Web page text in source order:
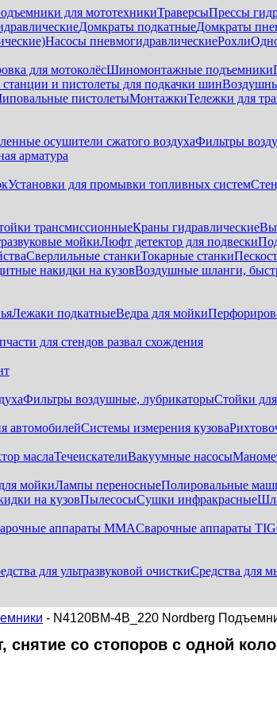
для мототехникиТраверсыПрессы
Домкраты подкатныеДомкраты
Насосы пневмогидравлическиеРохли
для мотоколёсШиномонтажные подъемники
станции и пистолеты для подкачки шин
пистолетыМонтажкиТележки для
осушители сжатого воздухаФильтры
арматура
Установки для промывки топливных систем
трансмиссионныеКраны гидравлические
мойкиЛюфт детектор для подвески
Сверлильные станкиТокарные станки
накидки на кузовВоздушные шланги,
Лежаки подкатныеВедра для мойки
для стендов развал схождения
Фильтры воздушные, лубрикаторыСтойки
автомобилейСистемы измерения кузова
маслаТечеискателиВакуумные насосы
мойкиЛампы переносныеПолировальные
на кузовПылесосыСушки инфракрасные
аппараты MMAСварочные аппараты TIG
для ультразвуковой очисткиСредства для
- N4120BM-4B_220 Nordberg
снятие со стопоров с одной